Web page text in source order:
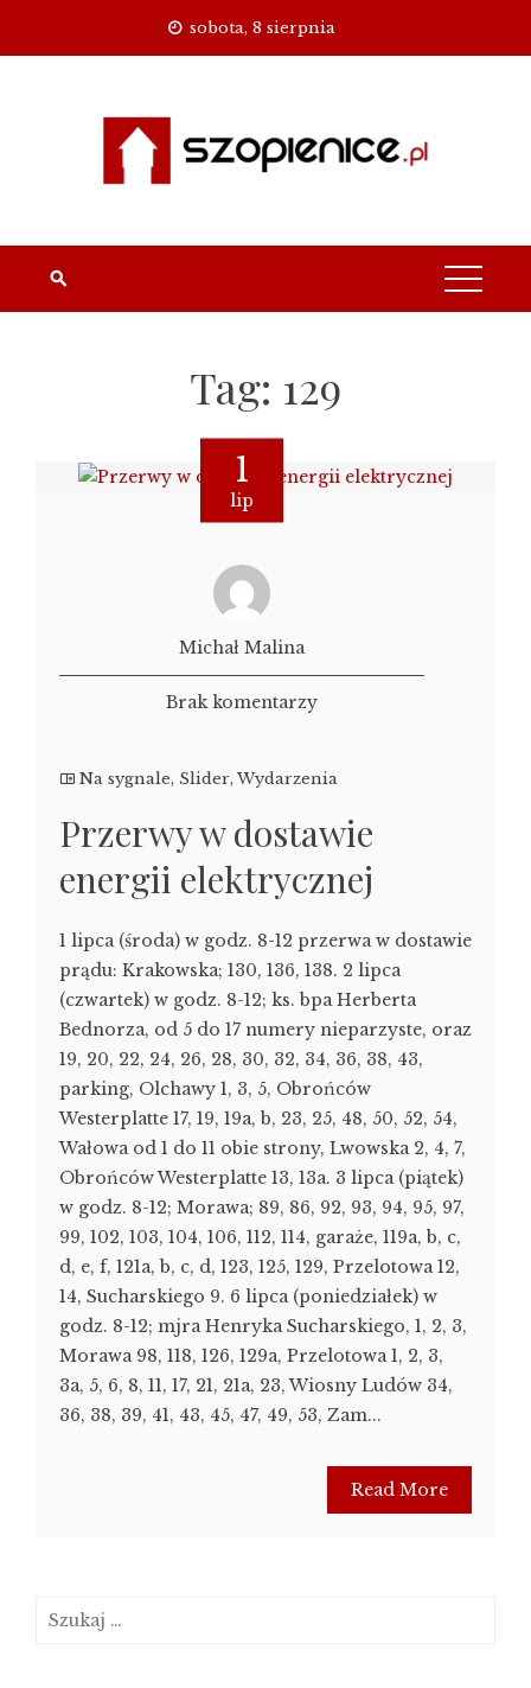
sobota, 8 sierpnia
Tag: 129
1
lip
Michał Malina
Brak komentarzy
Na sygnale, Slider, Wydarzenia
Przerwy w dostawie
energii elektrycznej
1 lipca (środa) w godz. 8-12 przerwa w dostawie
prądu: Krakowska; 130, 136, 138. 2 lipca
(czwartek) w godz. 8-12; ks. bpa Herberta
Bednorza, od 5 do 17 numery nieparzyste, oraz
19, 20, 22, 24, 26, 28, 30, 32, 34, 36, 38, 43,
parking, Olchawy 1, 3, 5, Obrońców
Westerplatte 17, 19, 19a, b, 23, 25, 48, 50, 52, 54,
Wałowa od 1 do 11 obie strony, Lwowska 2, 4, 7,
Obrońców Westerplatte 13, 13a. 3 lipca (piątek)
w godz. 8-12; Morawa; 89, 86, 92, 93, 94, 95, 97,
99, 102, 103, 104, 106, 112, 114, garaże, 119a, b, c,
d, e, f, 121a, b, c, d, 123, 125, 129, Przelotowa 12,
14, Sucharskiego 9. 6 lipca (poniedziałek) w
godz. 8-12; mjra Henryka Sucharskiego, 1, 2, 3,
Morawa 98, 118, 126, 129a, Przelotowa 1, 2, 3,
3a, 5, 6, 8, 11, 17, 21, 21a, 23, Wiosny Ludów 34,
36, 38, 39, 41, 43, 45, 47, 49, 53, Zam...
Read More
Szukaj: